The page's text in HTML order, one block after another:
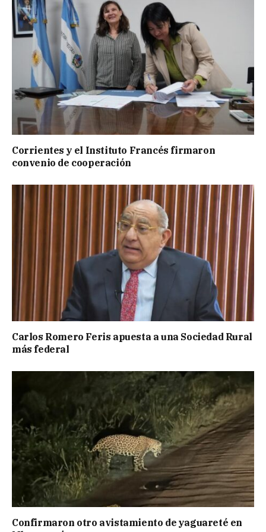
Corrientes y el Instituto Francés firmaron
convenio de cooperación
Carlos Romero Feris apuesta a una Sociedad Rural
más federal
Confirmaron otro avistamiento de yaguareté en